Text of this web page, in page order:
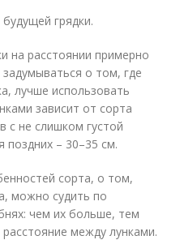
грядки.
на расстоянии примерно
о том, где
лучше использовать
зависит от сорта
с не слишком густой
поздних – 30–35 см.
сорта, о том,
можно судить по
чем их больше, тем
между лунками.